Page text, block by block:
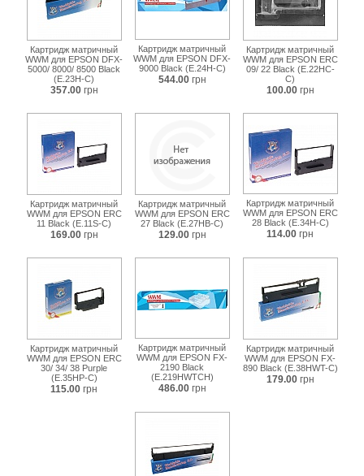
Картридж матричный
WWM для EPSON DFX-
5000/ 8000/ 8500 Black
(E.23H-C)
357.00 грн
Картридж матричный
WWM для EPSON DFX-
9000 Black (E.24H-C)
544.00 грн
Картридж матричный
WWM для EPSON ERC
09/ 22 Black (E.22HC-
C)
100.00 грн
Картридж матричный
WWM для EPSON ERC
11 Black (E.11S-C)
169.00 грн
Картридж матричный
WWM для EPSON ERC
27 Black (E.27HB-C)
129.00 грн
Картридж матричный
WWM для EPSON ERC
28 Black (E.34H-C)
114.00 грн
Картридж матричный
WWM для EPSON ERC
30/ 34/ 38 Purple
(E.35HP-C)
115.00 грн
Картридж матричный
WWM для EPSON FX-
2190 Black
(E.219HWTCH)
486.00 грн
Картридж матричный
WWM для EPSON FX-
890 Black (E.38HWT-C)
179.00 грн